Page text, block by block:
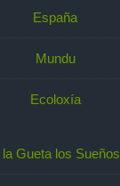
España
Mundu
Ecoloxía
la Gueta los Sueños